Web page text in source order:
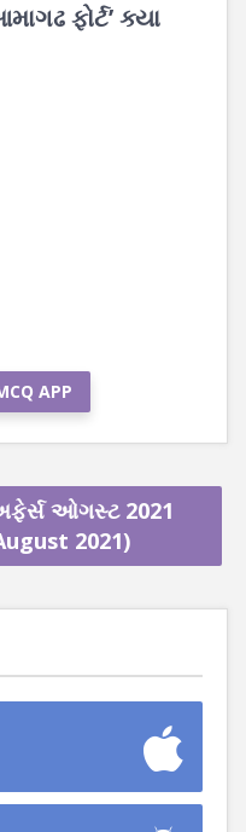
ફોર્ટ’ ક્યા
APP
ઓગસ્ટ 2021
2021)